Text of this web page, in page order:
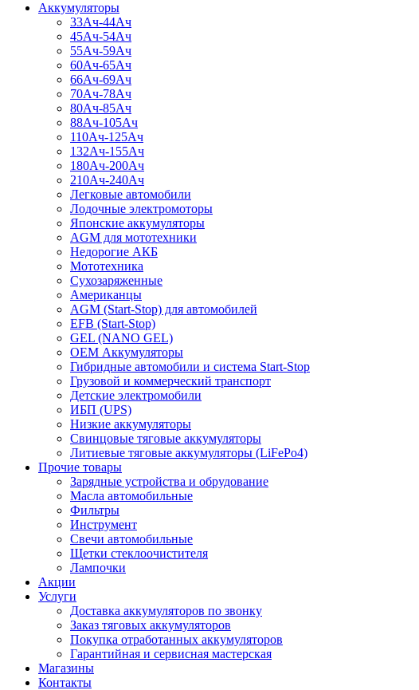
Аккумуляторы
33Ач-44Ач
45Ач-54Ач
55Ач-59Ач
60Ач-65Ач
66Ач-69Ач
70Ач-78Ач
80Ач-85Ач
88Ач-105Ач
110Ач-125Ач
132Ач-155Ач
180Ач-200Ач
210Ач-240Ач
Легковые автомобили
Лодочные электромоторы
Японские аккумуляторы
AGM для мототехники
Недорогие АКБ
Мототехника
Сухозаряженные
Американцы
AGM (Start-Stop) для автомобилей
EFB (Start-Stop)
GEL (NANO GEL)
OEM Аккумуляторы
Гибридные автомобили и система Start-Stop
Грузовой и коммерческий транспорт
Детские электромобили
ИБП (UPS)
Низкие аккумуляторы
Свинцовые тяговые аккумуляторы
Литиевые тяговые аккумуляторы (LiFePo4)
Прочие товары
Зарядные устройства и обрудование
Масла автомобильные
Фильтры
Инструмент
Свечи автомобильные
Щетки стеклоочистителя
Лампочки
Акции
Услуги
Доставка аккумуляторов по звонку
Заказ тяговых аккумуляторов
Покупка отработанных аккумуляторов
Гарантийная и сервисная мастерская
Магазины
Контакты